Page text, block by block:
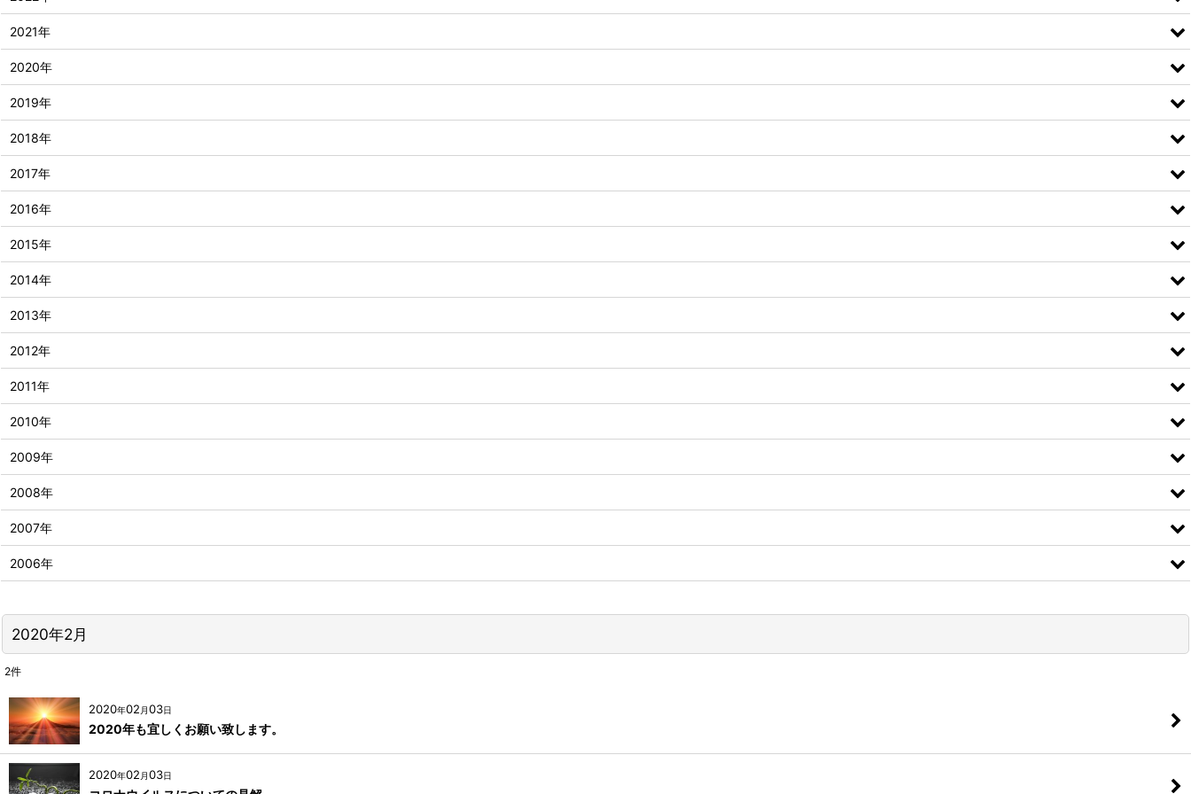
2020年2月
2件
2020年02 月03日
2020年も宜しくお願い致します。
2020年02 月03日
2021年
2020年
2019年
2018年
2017年
2016年
2015年
2014年
2013年
2012年
2011年
2010年
2009年
2008年
2007年
2006年